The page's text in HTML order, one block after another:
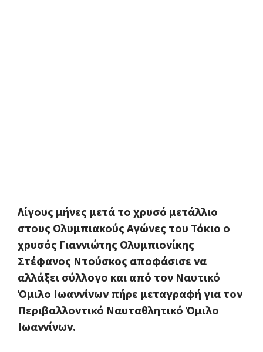
Λίγους μήνες μετά το χρυσό μετάλλιο
στους Ολυμπιακούς Αγώνες του Τόκιο ο
χρυσός Γιαννιώτης Ολυμπιονίκης
Στέφανος Ντούσκος αποφάσισε να
αλλάξει σύλλογο και από τον Ναυτικό
Όμιλο Ιωαννίνων πήρε μεταγραφή για τον
Περιβαλλοντικό Ναυταθλητικό Όμιλο
Ιωαννίνων.